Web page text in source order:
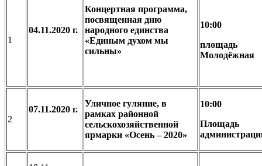
1
04.11.2020 г.
Концертная программа,
посвященная дню
народного единства
«Единым духом мы
сильны»
10:00
площадь
Молодёжная
2
07.11.2020 г.
Уличное гуляние, в
рамках районной
сельскохозяйственной
ярмарки «Осень – 2020»
10:00
Площадь